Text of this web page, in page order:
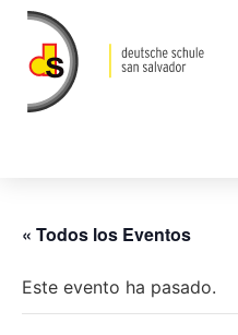
« Todos los Eventos
Este evento ha pasado.